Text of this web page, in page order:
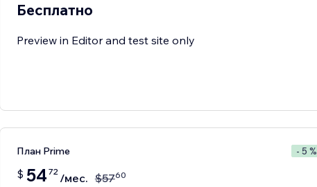
Бесплатно
Preview in Editor and test site only
План Prime - 5 %
$ 54 72 /мес. $5760